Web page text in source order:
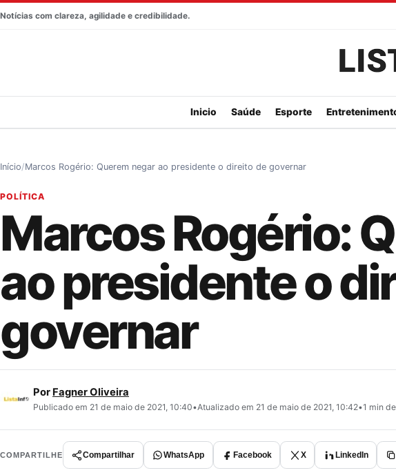
Notícias com clareza, agilidade e credibilidade.
Listanews
Inicio Saúde Esporte
Início Marcos Rogério: Querem negar ao presidente o direito de governar
POLÍTICA
Marcos Rogério:
ao presidente o
governar
Por Fagner Oliveira
Publicado em 21 de maio de 2021, 10:40•Atualizado em 21 de maio de 2021, 10:42•1 min
COMPARTILHE Compartilhar WhatsApp Facebook X LinkedIn